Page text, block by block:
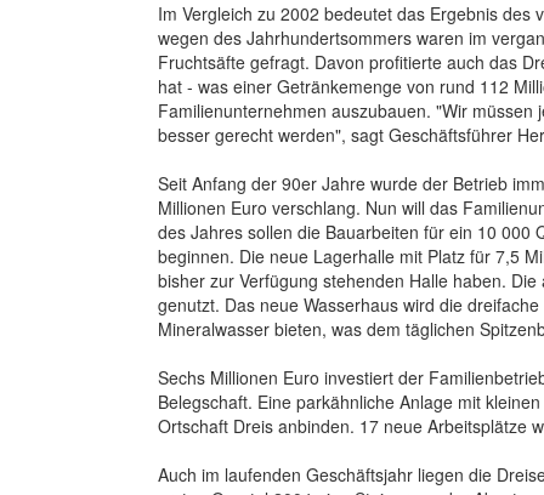
Im Vergleich zu 2002 bedeutet das Ergebnis
wegen des Jahrhundertsommers waren im
Fruchtsäfte gefragt. Davon profitierte auch das
hat - was einer Getränkemenge von rund 112
Familienunternehmen auszubauen. "Wir
besser gerecht werden", sagt Geschäftsführer
Seit Anfang der 90er Jahre wurde der Betrieb
Millionen Euro verschlang. Nun will das
des Jahres sollen die Bauarbeiten für ein 10 000
beginnen. Die neue Lagerhalle mit Platz für 7,5
bisher zur Verfügung stehenden Halle haben.
genutzt. Das neue Wasserhaus wird die
Mineralwasser bieten, was dem täglichen
Sechs Millionen Euro investiert der
Belegschaft. Eine parkähnliche Anlage mit
Ortschaft Dreis anbinden. 17 neue Arbeitsplätze
Auch im laufenden Geschäftsjahr liegen die